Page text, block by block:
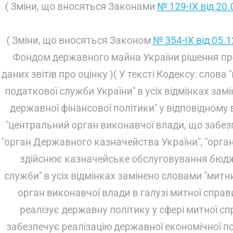
( Зміни, що вносяться Законами № 129-IX від
( Зміни, що вносяться Законом № 354-IX від
Фондом державного майна України рішення
даних звітів про оцінку )( У тексті Кодексу:
податкової служби України" в усіх відмінках
державної фінансової політики" у відповідному
"центральний орган виконавчої влади, що
"орган Державного казначейства України",
здійснює казначейське обслуговування
служби" в усіх відмінках замінено словами
орган виконавчої влади в галузі митної
реалізує державну політику у сфері митної
забезпечує реалізацію державної економічної